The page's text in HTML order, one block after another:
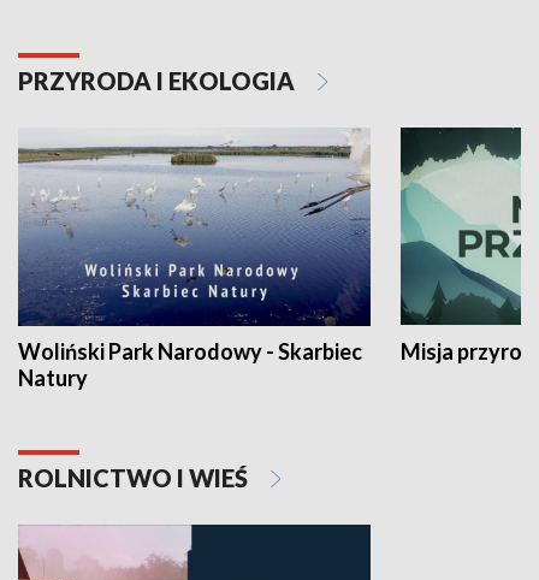
PRZYRODA I EKOLOGIA
Woliński Park Narodowy - Skarbiec
Natury
Misja
ROLNICTWO I WIEŚ